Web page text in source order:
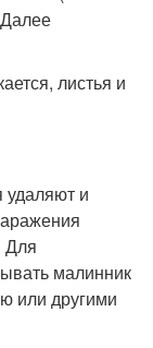
листья и
удаляют и
Для
малинник
или другими